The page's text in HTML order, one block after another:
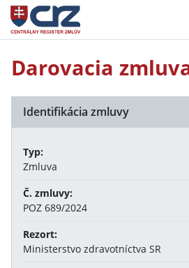
Darovacia
Identifikácia zmluvy
Typ:
Zmluva
Č. zmluvy:
POZ 689/2024
Rezort:
Ministerstvo zdravotníctva SR